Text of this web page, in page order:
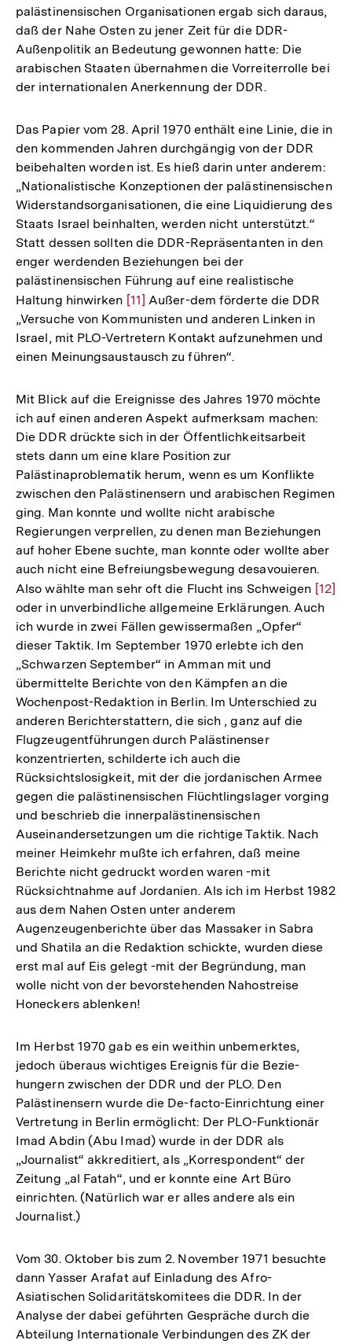
der
Fußnote
palästinensischen Organisationen ergab sich daraus,
daß der Nahe Osten zu jener Zeit für die DDR-
Außenpolitik an Bedeutung gewonnen hatte: Die
arabischen Staaten übernahmen die Vorreiterrolle bei
der internationalen Anerkennung der DDR.
Das Papier vom 28. April 1970 enthält eine Linie, die in
den kommenden Jahren durchgängig von der DDR
beibehalten worden ist. Es hieß darin unter anderem:
„Nationalistische Konzeptionen der palästinensischen
Widerstandsorganisationen, die eine Liquidierung des
Staats Israel beinhalten, werden nicht unterstützt.“
Statt dessen sollten die DDR-Repräsentanten in den
enger werdenden Beziehungen bei der
palästinensischen Führung auf eine realistische
Haltung hinwirken Zur
Auflösung
der
Fußnote
[11] Außer-dem förderte die DDR
„Versuche von Kommunisten und anderen Linken in
Israel, mit PLO-Vertretern Kontakt aufzunehmen und
einen Meinungsaustausch zu führen“.
Mit Blick auf die Ereignisse des Jahres 1970 möchte
ich auf einen anderen Aspekt aufmerksam machen:
Die DDR drückte sich in der Öffentlichkeitsarbeit
stets dann um eine klare Position zur
Palästinaproblematik herum, wenn es um Konflikte
zwischen den Palästinensern und arabischen Regimen
ging. Man konnte und wollte nicht arabische
Regierungen verprellen, zu denen man Beziehungen
auf hoher Ebene suchte, man konnte oder wollte aber
auch nicht eine Befreiungsbewegung desavouieren.
Also wählte man sehr oft die Flucht ins Schweigen Zur
[12]
oder in unverbindliche allgemeine Erklärungen. Auch
ich wurde in zwei Fällen gewissermaßen „Opfer“
dieser Taktik. Im September 1970 erlebte ich den
„Schwarzen September“ in Amman mit und
übermittelte Berichte von den Kämpfen an die
Wochenpost-Redaktion in Berlin. Im Unterschied zu
anderen Berichterstattern, die sich , ganz auf die
Flugzeugentführungen durch Palästinenser
konzentrierten, schilderte ich auch die
Rücksichtslosigkeit, mit der die jordanischen Armee
gegen die palästinensischen Flüchtlingslager vorging
und beschrieb die innerpalästinensischen
Auseinandersetzungen um die richtige Taktik. Nach
meiner Heimkehr mußte ich erfahren, daß meine
Berichte nicht gedruckt worden waren -mit
Rücksichtnahme auf Jordanien. Als ich im Herbst 1982
aus dem Nahen Osten unter anderem
Augenzeugenberichte über das Massaker in Sabra
und Shatila an die Redaktion schickte, wurden diese
erst mal auf Eis gelegt -mit der Begründung, man
wolle nicht von der bevorstehenden Nahostreise
Honeckers ablenken!
Im Herbst 1970 gab es ein weithin unbemerktes,
jedoch überaus wichtiges Ereignis für die Bezie-
hungern zwischen der DDR und der PLO. Den
Palästinensern wurde die De-facto-Einrichtung einer
Vertretung in Berlin ermöglicht: Der PLO-Funktionär
Imad Abdin (Abu Imad) wurde in der DDR als
„Journalist“ akkreditiert, als „Korrespondent“ der
Zeitung „al Fatah“, und er konnte eine Art Büro
einrichten. (Natürlich war er alles andere als ein
Journalist.)
Vom 30. Oktober bis zum 2. November 1971 besuchte
dann Yasser Arafat auf Einladung des Afro-
Asiatischen Solidaritätskomitees die DDR. In der
Analyse der dabei geführten Gespräche durch die
Abteilung Internationale Verbindungen des ZK der